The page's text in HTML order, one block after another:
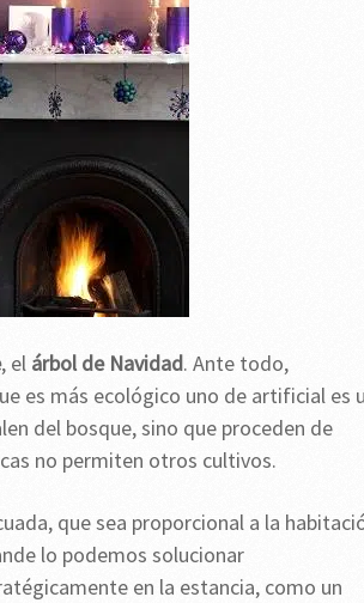
, el árbol de Navidad. Ante todo,
es más ecológico uno de artificial es
del bosque, sino que proceden de
no permiten otros cultivos.
que sea proporcional a la
lo podemos solucionar
en la estancia, como un